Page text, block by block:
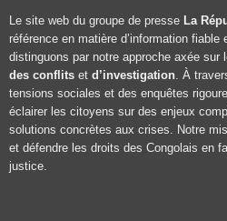
Le site web du groupe de presse La
référence en matière d’information
distinguons par notre approche axée sur
des conflits et d’investigation. À
tensions sociales et des enquêtes
éclairer les citoyens sur des enjeux
solutions concrètes aux crises. Notre
et défendre les droits des Congolais en
justice.